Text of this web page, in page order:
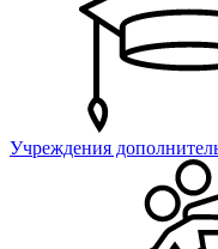
Учреждения